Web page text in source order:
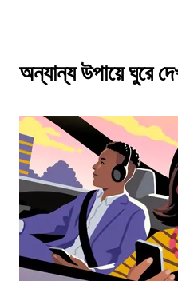
অন্যান্য উপায়ে ঘুরে